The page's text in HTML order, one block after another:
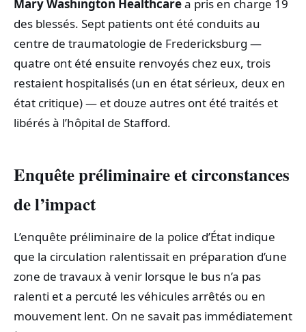
Mary Washington Healthcarea pris en charge 19
des blessés. Sept patients ont été conduits au
centre de traumatologie de Fredericksburg —
quatre ont été ensuite renvoyés chez eux, trois
restaient hospitalisés (un en état sérieux, deux en
état critique) — et douze autres ont été traités et
libérés à l’hôpital de Stafford.
Enquête préliminaire et circonstances
de l’impact
L’enquête préliminaire de la police d’État indique
que la circulation ralentissait en préparation d’une
zone de travaux à venir lorsque le bus n’a pas
ralenti et a percuté les véhicules arrêtés ou en
mouvement lent. On ne savait pas immédiatement